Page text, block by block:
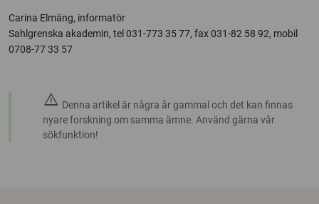
Carina Elmäng, informatör
Sahlgrenska akademin, tel 031-773 35 77, fax 031-82 58 92, mobil
0708-77 33 57
warning Denna artikel är några år gammal och det kan finnas
nyare forskning om samma ämne. Använd gärna vår
sökfunktion!